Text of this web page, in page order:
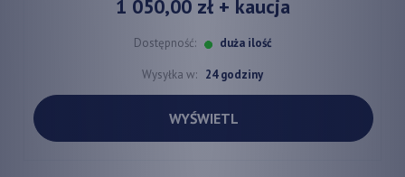
1 050,00 zł+ kaucja
Dostępność: duża ilość
Wysyłka w: 24 godziny
WYŚWIETL